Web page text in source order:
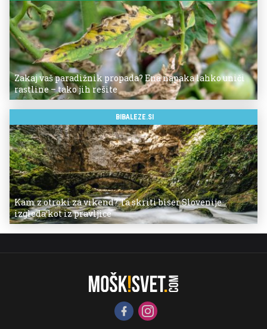
Zakaj vaš paradižnik propada? Ena napaka lahko uniči
rastline – tako jih rešite
BIBALEZE.SI
Kam z otroki za vikend? Ta skriti biser Slovenije
izgleda kot iz pravljice